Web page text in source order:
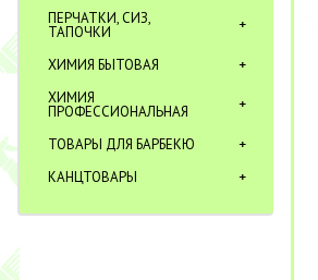
ПЕРЧАТКИ, СИЗ,
ТАПОЧКИ
ХИМИЯ БЫТОВАЯ
ХИМИЯ
ПРОФЕССИОНАЛЬНАЯ
ТОВАРЫ ДЛЯ БАРБЕКЮ
КАНЦТОВАРЫ